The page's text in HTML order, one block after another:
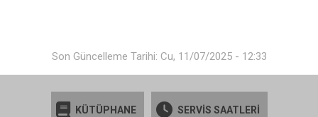
Son Güncelleme Tarihi: Cu, 11/07/2025 - 12:33
KÜTÜPHANE SERVİS SAATLERİ